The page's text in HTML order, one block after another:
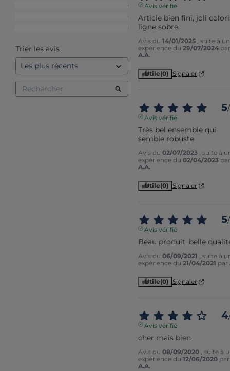
0
0
0
Trier les avis
Avis vérifié
Article bien fini, joli
ligne sobre.
Avis du 14/01/2025 , suite à
expérience du 29/07/2024 par
A.A.
Utile(0) Signaler
5/
Avis vérifié
Très bel ensemble qui
semble robuste
Avis du 02/07/2023 , suite à
expérience du 02/04/2023 par
A.A.
Utile(0) Signaler
5/
Avis vérifié
Beau produit, belle
Avis du 06/09/2021 , suite à
expérience du 21/04/2021 par
Utile(0) Signaler
4
Avis vérifié
cher mais bien
Avis du 08/09/2020 , suite à
expérience du 12/06/2020 par
A.A.